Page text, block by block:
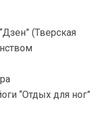
(Тверская
“Отдых для ног”